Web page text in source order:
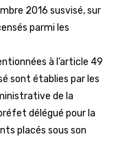
2016 susvisé, sur
parmi les
à l’article 49
sont établies par les
de la
délégué pour la
placés sous son